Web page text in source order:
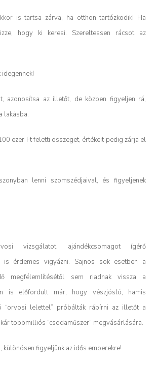
is tartsa zárva, ha otthon tartózkodik! Ha
hogy ki keresi. Szereltessen rácsot az
idegennek!
azonosítsa az illetőt, de közben figyeljen rá,
lakásba.
ezer Ft feletti összeget, értékeit pedig zárja el
lenni szomszédjaival, és figyeljenek
vizsgálatot, ajándékcsomagot ígérő
is érdemes vigyázni. Sajnos sok esetben a
megfélemlítésétől sem riadnak vissza a
is előfordult már, hogy vészjósló, hamis
“orvosi lelettel” próbálták rábírni az illetőt a
többmilliós “csodaműszer” megvásárlására.
különösen figyeljünk az idős emberekre!